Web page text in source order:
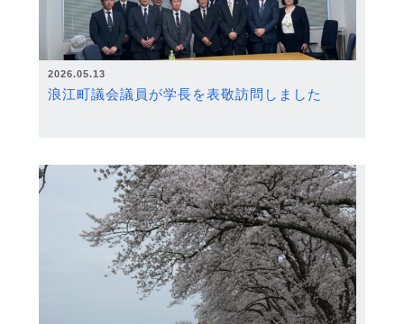
2026.05.13
浪江町議会議員が学長を表敬訪問しました